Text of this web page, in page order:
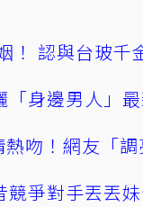
！ 認與台玻千
身邊男人」
吻！網友「
爭對手丟丟